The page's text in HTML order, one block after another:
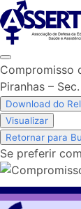
Skip
to
content
Compromisso
Piranhas –
Download do
Visualizar
Retornar para
Se preferir